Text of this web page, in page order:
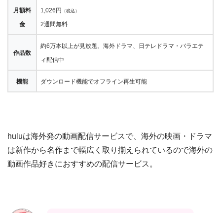
月額料
金
1,026円 （税込）
2週間無料
作品数
約6万本以上が見放題。海外ドラマ、日テレドラマ・バラエテ
ィ配信中
機能 ダウンロード機能でオフライン再生可能
huluは海外発の動画配信サービスで、海外の映画・ドラマ
は新作から名作まで幅広く取り揃えられているので海外の
動画作品好きにおすすめの配信サービス。